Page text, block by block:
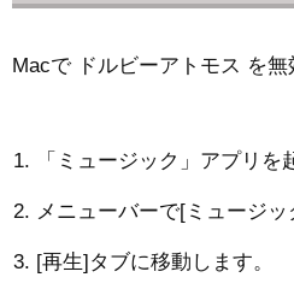
Macで ドルビーアトモス を
「ミュージック」アプリを
メニューバーで[ミュージッ
[再生]タブに移動します。